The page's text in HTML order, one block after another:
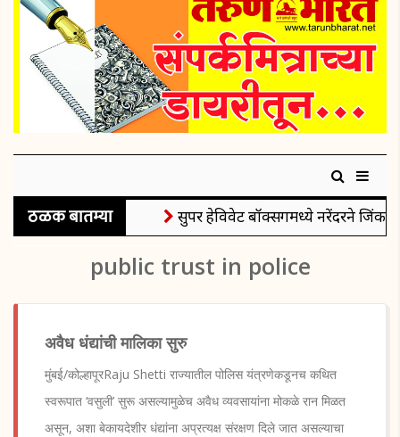
ठळक बातम्या सुपर हेविवेट बॉक्सिंगमध्ये नरेंदरने जिंकले
public trust in police
अवैध धंद्यांची मालिका सुरु
मुंबई/कोल्हापूरRaju Shetti राज्यातील पोलिस यंत्रणेकडूनच कथित
स्वरूपात ‘वसुली’ सुरू असल्यामुळेच अवैध व्यवसायांना मोकळे रान मिळत
असून, अशा बेकायदेशीर धंद्यांना अप्रत्यक्ष संरक्षण दिले जात असल्याचा